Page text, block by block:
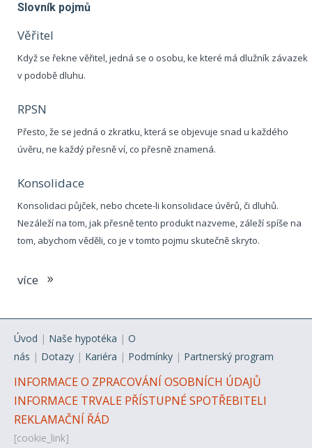
Slovník pojmů
Věřitel
Když se řekne věřitel, jedná se o osobu, ke které má dlužník závazek
v podobě dluhu.
RPSN
Přesto, že se jedná o zkratku, která se objevuje snad u každého
úvěru, ne každý přesně ví, co přesně znamená.
Konsolidace
Konsolidaci půjček, nebo chcete-li konsolidace úvěrů, či dluhů.
Nezáleží na tom, jak přesně tento produkt nazveme, záleží spíše na
tom, abychom věděli, co je v tomto pojmu skutečně skryto.
více
Úvod | Naše hypotéka | O
nás | Dotazy | Kariéra | Podmínky | Partnerský program
INFORMACE O ZPRACOVÁNÍ OSOBNÍCH ÚDAJŮ
INFORMACE TRVALE PŘÍSTUPNÉ SPOTŘEBITELI
REKLAMAČNÍ ŘÁD
[cookie_link]